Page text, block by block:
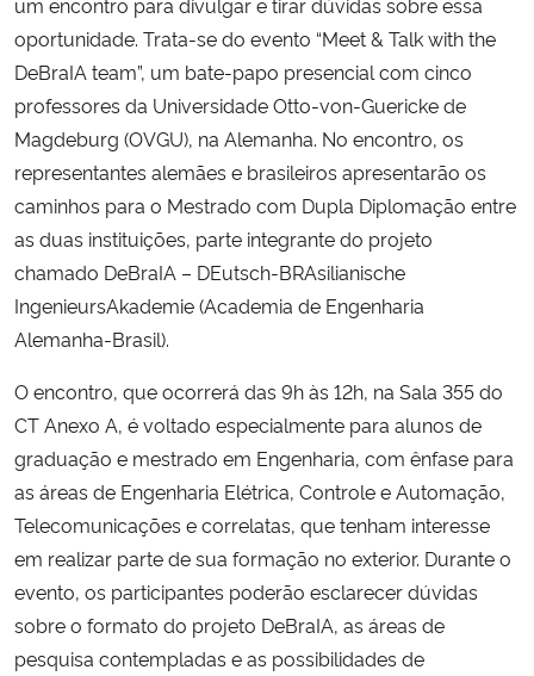
Gabinete de Segurança Institucional
Advocacia-Geral da União
Banco Central do Brasil
Planalto
oportunidade. Trata-se do evento “Meet & Talk with the
DeBraIA team”, um bate-papo presencial com cinco
professores da Universidade Otto-von-Guericke de
Magdeburg (OVGU), na Alemanha. No encontro, os
representantes alemães e brasileiros apresentarão os
caminhos para o Mestrado com Dupla Diplomação entre
as duas instituições, parte integrante do projeto
chamado DeBraIA – DEutsch-BRAsilianische
IngenieursAkademie (Academia de Engenharia
Alemanha-Brasil).
O encontro, que ocorrerá das 9h às 12h, na Sala 355 do
CT Anexo A, é voltado especialmente para alunos de
graduação e mestrado em Engenharia, com ênfase para
as áreas de Engenharia Elétrica, Controle e Automação,
Telecomunicações e correlatas, que tenham interesse
em realizar parte de sua formação no exterior. Durante o
evento, os participantes poderão esclarecer dúvidas
sobre o formato do projeto DeBraIA, as áreas de
pesquisa contempladas e as possibilidades de